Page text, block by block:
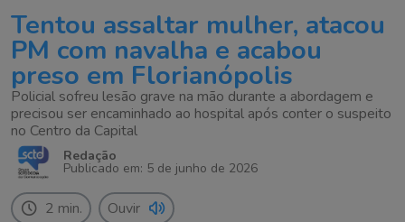
Tentou assaltar mulher, atacou
PM com navalha e acabou
preso em Florianópolis
Policial sofreu lesão grave na mão durante a abordagem e
precisou ser encaminhado ao hospital após conter o suspeito
no Centro da Capital
Redação
Publicado em: 5 de junho de 2026
2 min. Ouvir